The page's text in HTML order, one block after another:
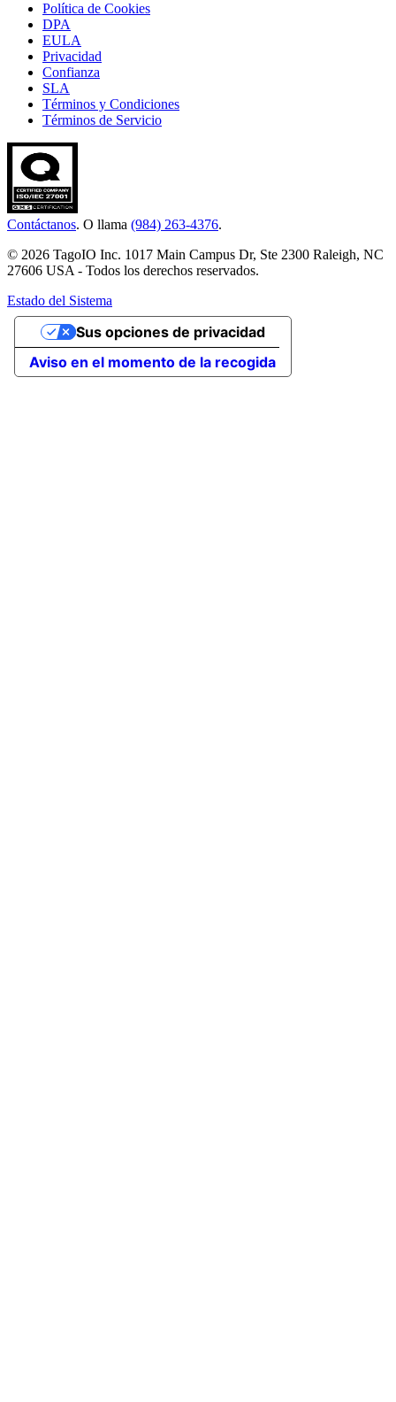
Política de Cookies
DPA
EULA
Privacidad
Confianza
SLA
Términos y Condiciones
Términos de Servicio
Contáctanos. O llama (984) 263-4376.
© 2026 TagoIO Inc. 1017 Main Campus Dr, Ste 2300 Raleigh, NC
27606 USA - Todos los derechos reservados.
Estado del Sistema
Aviso en el momento de la recogida
Sus opciones de privacidad